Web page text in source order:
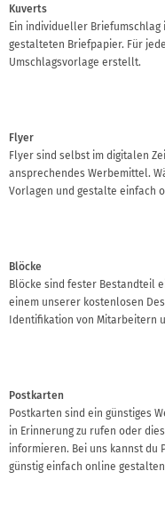
Kuverts
Ein individueller Briefumschlag
gestalteten Briefpapier. Für
Umschlagsvorlage erstellt.
Flyer
Flyer sind selbst im digitalen
ansprechendes Werbemittel.
Vorlagen und gestalte einfach
Blöcke
Blöcke sind fester Bestandteil
einem unserer kostenlosen
Identifikation von Mitarbeitern
Postkarten
Postkarten sind ein günstiges
in Erinnerung zu rufen oder
informieren. Bei uns kannst du
günstig einfach online